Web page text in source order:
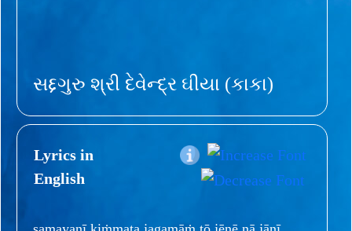
સદ્દગુરુ શ્રી દેવેન્દ્ર ઘીયા (કાકા)
Lyrics in
English